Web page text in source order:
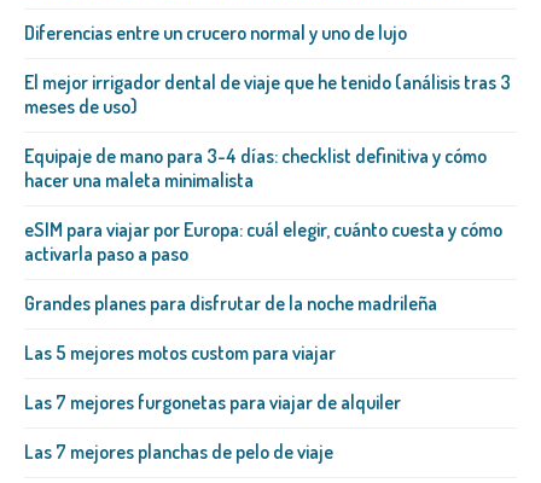
Diferencias entre un crucero normal y uno de lujo
El mejor irrigador dental de viaje que he tenido (análisis tras 3
meses de uso)
Equipaje de mano para 3-4 días: checklist definitiva y cómo
hacer una maleta minimalista
eSIM para viajar por Europa: cuál elegir, cuánto cuesta y cómo
activarla paso a paso
Grandes planes para disfrutar de la noche madrileña
Las 5 mejores motos custom para viajar
Las 7 mejores furgonetas para viajar de alquiler
Las 7 mejores planchas de pelo de viaje